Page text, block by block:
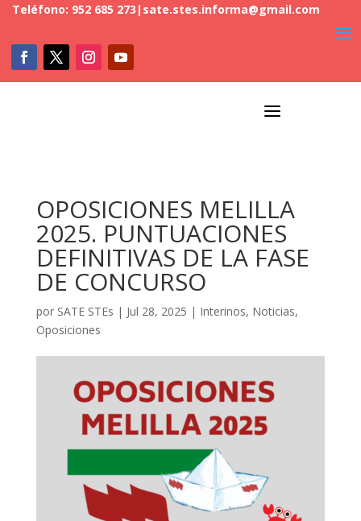
Teléfono: 952 685 273 | sate.stes.informa@gmail.com
a
OPOSICIONES MELILLA
2025. PUNTUACIONES
DEFINITIVAS DE LA FASE
DE CONCURSO
por SATE STEs | Jul 28, 2025 | Interinos, Noticias,
Oposiciones